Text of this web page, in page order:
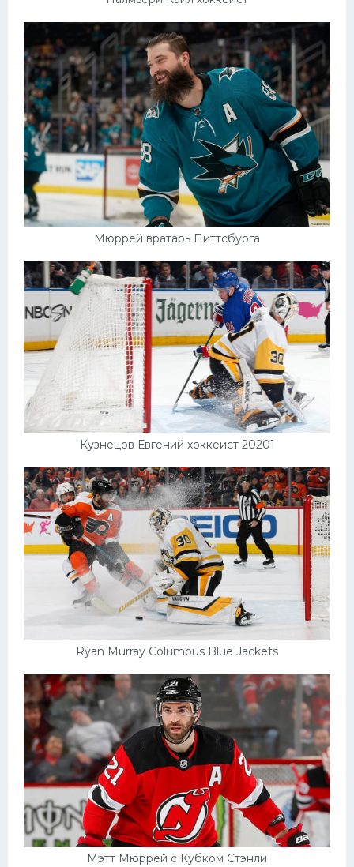
Мюррей вратарь Питтсбурга
Кузнецов Евгений хоккеист 20201
Ryan Murray Columbus Blue Jackets
Мэтт Мюррей с Кубком Стэнли